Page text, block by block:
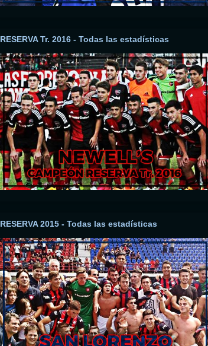
RESERVA Tr. 2016 - Todas las estadísticas
RESERVA 2015 - Todas las estadísticas